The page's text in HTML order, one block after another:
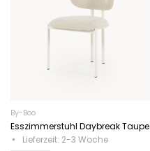
By-Boo
Esszimmerstuhl Daybreak Taupe
Lieferzeit: 2-3 Woche